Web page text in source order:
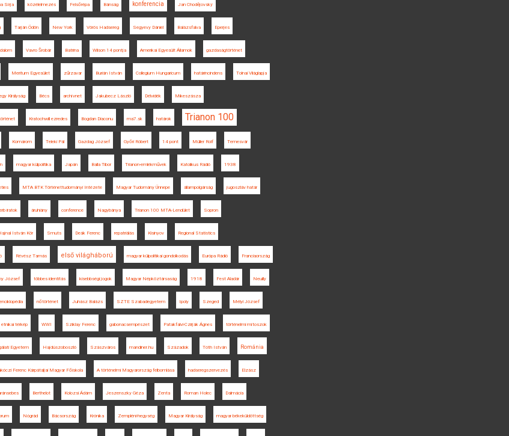
Sírja közélelmezés Felsőrépa Bánság konferencia Jan Chodějovský
Tarján Ödön New York Vörös Hadsereg Segyevy Dániel Balázsfalva Eperjes
Vavro Šrobár Batrina Wilson 14 pontja Amerikai Egyesült Államok gazdaságtörténet
Meritum Egyesület zűrzavar Burián István Collegium Hungaricum határincindens Tolnai Világlapja
Királyság Bécs archívnet Jakubecz László Délvidék Mikeszásza
Kratochwill ezredes Bogdan Diaconu ma7.sk határok Trianon 100
Komárom Teleki Pál Gazdag József Győri Róbert 14 pont Müller Rolf Temesvár
magyar külpolitika Japán Balla Tibor Trianon-emlékművek Katolikus Rádió 1938
MTA BTK Történettudományi Intézete Magyar Tudomány Ünnepe állampolgárság jugoszláv határ
iratok áruhiány conference Nagybánya Trianon 100 MTA-Lendület Sopron
István Kör Smuts Deák Ferenc repatriálás Kisinyov Regional Statistics
Révész Tamás első világháború magyar külpolitikai gondolkodás Európa Rádió Franciaország
József többes identitás kisebbségi jogok Magyar Népköztársaság 1918 Fest Aladár Neuilly
nőtörténet Juhász Balázs SZTE Szabadegyetem Ipoly Szeged Mélyi József
etnikai térkép WWI Sziklay Ferenc gabonacsempészet Patakfalvi-Czirják Ágnes történelmi mítoszok
Egyetem Hajdúszoboszló Szászváros mandiner.hu Századok Tóth István Románia
Ferenc Kárpátaljai Magyar Főiskola A történelmi Magyarország felbomlása hadseregszervezés Elzász
Berthelot Kolozsi Ádám Jeszenszky Géza Zenta Roman Holec Dalmácia
Nógrád Bácsország Krónika Zempléni-hegység Magyar Királyság magyar békeküldöttség